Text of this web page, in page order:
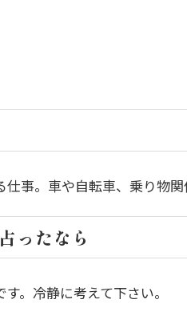
事。車や自転車、乗り物関
ったなら
。冷静に考えて下さい。